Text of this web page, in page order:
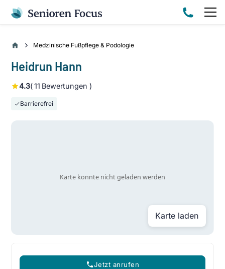
Medzinische Fußpflege & Podologie
Heidrun Hann
4.3(11 Bewertungen )
Barrierefrei
Karte laden
Jetzt anrufen